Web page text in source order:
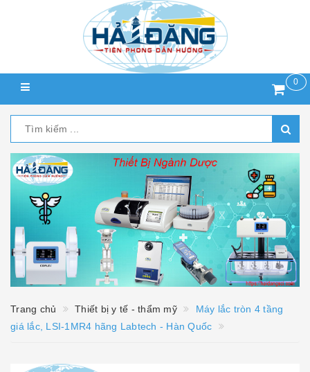
0
Trang chủ Thiết bị y tế - thẩm mỹ
Máy lắc tròn 4 tầng
giá lắc, LSI-1MR4 hãng Labtech - Hàn Quốc